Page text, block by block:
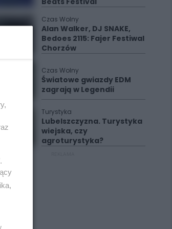
Czas Wolny
Alan Walker, DJ SNAKE,
Bedoes 2115: Fajer Festiwal
Chorzów
Czas Wolny
Światowe gwiazdy EDM
zagrają w Legendii
Turystyka
Lubelszczyzna. Turystyka
wiejska, czy
agroturystyka?